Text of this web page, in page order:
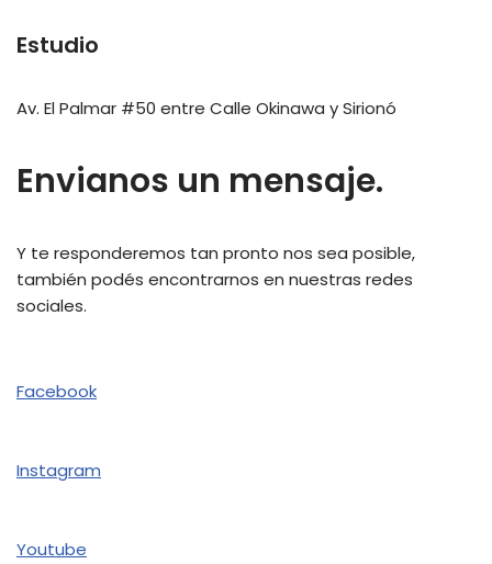
Estudio
Av. El Palmar #50 entre Calle Okinawa y Sirionó
Envianos un mensaje.
Y te responderemos tan pronto nos sea posible,
también podés encontrarnos en nuestras redes
sociales.
Facebook
Instagram
Youtube